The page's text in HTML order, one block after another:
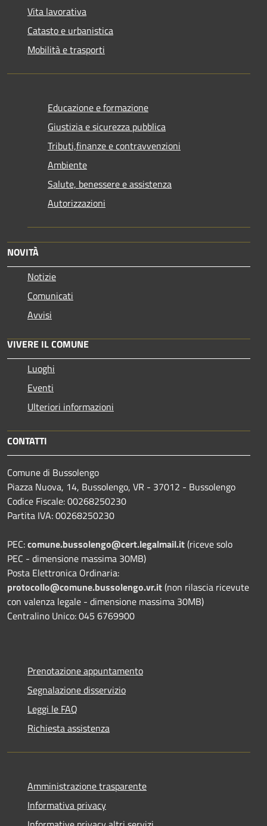
Vita lavorativa
Catasto e urbanistica
Mobilità e trasporti
Educazione e formazione
Giustizia e sicurezza pubblica
Tributi,finanze e contravvenzioni
Ambiente
Salute, benessere e assistenza
Autorizzazioni
NOVITÀ
Notizie
Comunicati
Avvisi
VIVERE IL COMUNE
Luoghi
Eventi
Ulteriori informazioni
CONTATTI
Comune di Bussolengo
Piazza Nuova, 14, Bussolengo, VR - 37012 - Bussolengo
Codice Fiscale: 00268250230
Partita IVA: 00268250230
PEC:comune.bussolengo@cert.legalmail.it(riceve solo
PEC - dimensione massima 30MB)
Posta Elettronica Ordinaria:
protocollo@comune.bussolengo.vr.it(non rilascia ricevute
con valenza legale - dimensione massima 30MB)
Centralino Unico: 045 6769900
Prenotazione appuntamento
Segnalazione disservizio
Leggi le FAQ
Richiesta assistenza
Amministrazione trasparente
Informativa privacy